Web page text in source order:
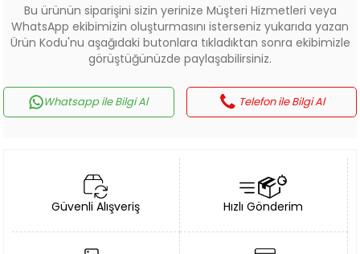
Bu ürünün siparişini sizin yerinize Müşteri Hizmetleri veya
WhatsApp ekibimizin oluşturmasını isterseniz yukarıda yazan
Ürün Kodu'nu aşağıdaki butonlara tıkladıktan sonra ekibimizle
görüştüğünüzde paylaşabilirsiniz.
Whatsapp ile Bilgi Al Telefon ile Bilgi Al
Güvenli Alışveriş Hızlı Gönderim